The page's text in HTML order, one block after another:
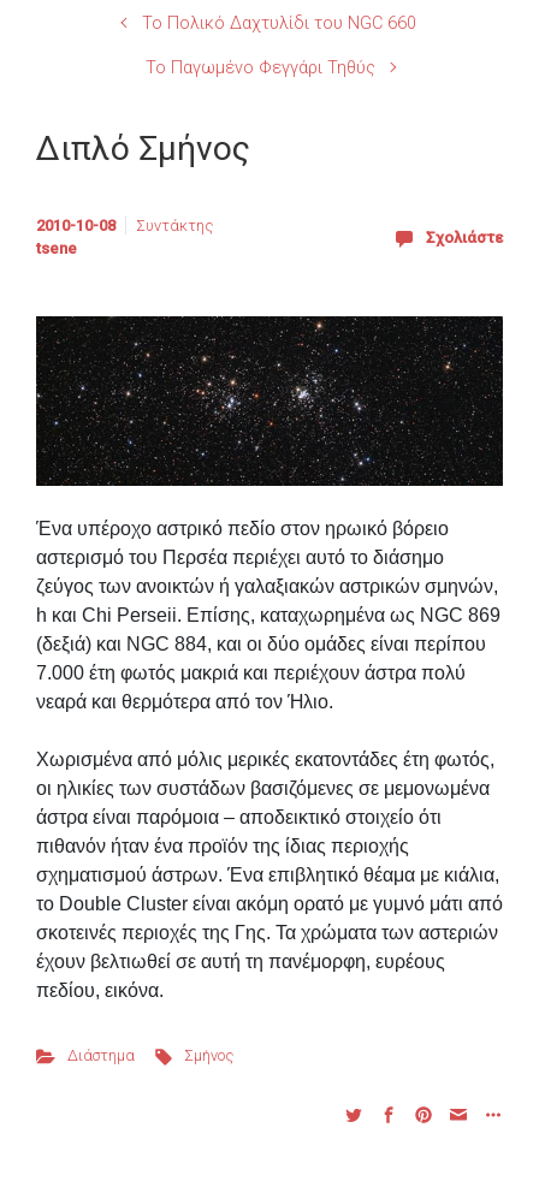
Το Πολικό Δαχτυλίδι του NGC 660
Το Παγωμένο Φεγγάρι Τηθύς
Διπλό Σμήνος
2010-10-08
Συντάκτης
tsene
Σχολιάστε
Ένα υπέροχο αστρικό πεδίο στον ηρωικό βόρειο
αστερισμό του Περσέα περιέχει αυτό το διάσημο
ζεύγος των ανοικτών ή γαλαξιακών αστρικών σμηνών,
h και Chi Perseii. Επίσης, καταχωρημένα ως NGC 869
(δεξιά) και NGC 884, και οι δύο ομάδες είναι περίπου
7.000 έτη φωτός μακριά και περιέχουν άστρα πολύ
νεαρά και θερμότερα από τον Ήλιο.
Χωρισμένα από μόλις μερικές εκατοντάδες έτη φωτός,
οι ηλικίες των συστάδων βασιζόμενες σε μεμονωμένα
άστρα είναι παρόμοια – αποδεικτικό στοιχείο ότι
πιθανόν ήταν ένα προϊόν της ίδιας περιοχής
σχηματισμού άστρων. Ένα επιβλητικό θέαμα με κιάλια,
το Double Cluster είναι ακόμη ορατό με γυμνό μάτι από
σκοτεινές περιοχές της Γης. Τα χρώματα των αστεριών
έχουν βελτιωθεί σε αυτή τη πανέμορφη, ευρέους
πεδίου, εικόνα.
Διάστημα Σμήνος